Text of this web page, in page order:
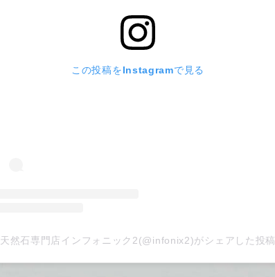
この投稿をInstagramで見る
天然石専門店インフォニック2(@infonix2)がシェアした投稿